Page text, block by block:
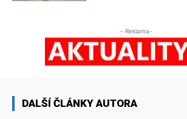
- Reklama-
DALŠÍ ČLÁNKY AUTORA